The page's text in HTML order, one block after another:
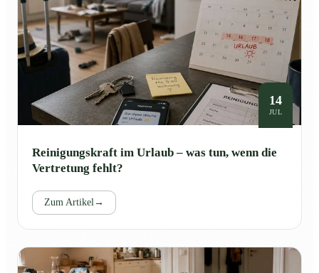
14
JUL
Reinigungskraft im Urlaub – was tun, wenn die
Vertretung fehlt?
Zum Artikel →